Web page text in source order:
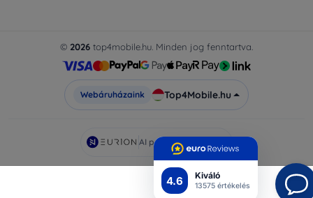
4.6 Kiváló
13575 értékelés
© 2026 top4mobile.hu. Minden jog fenntartva.
Webáruházaink Top4Mobile.hu
AI powered by